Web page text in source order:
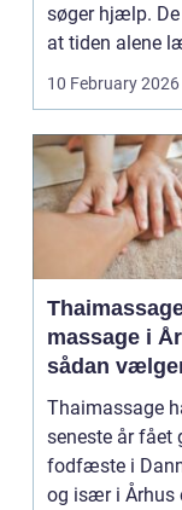
søger hjælp. De
at tiden alene
sårene, at tr...
10 February 2026
massage i
sådan
den rette
behandling
Thaimassage
seneste år fået
fodfæste i
og især i Århus